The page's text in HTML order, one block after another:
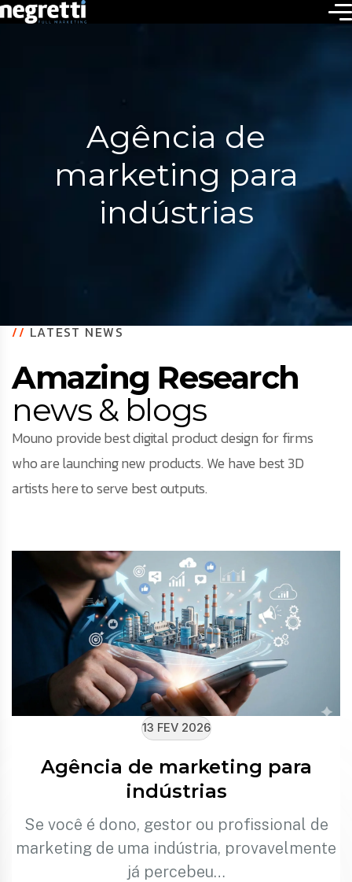
Agência de
marketing para
indústrias
//LATEST NEWS
Amazing Research
news & blogs
Mouno provide best digital product design for firms
who are launching new products. We have best 3D
artists here to serve best outputs.
13 FEV 2026
Agência de marketing para
indústrias
Se você é dono, gestor ou profissional de
marketing de uma indústria, provavelmente
já percebeu…